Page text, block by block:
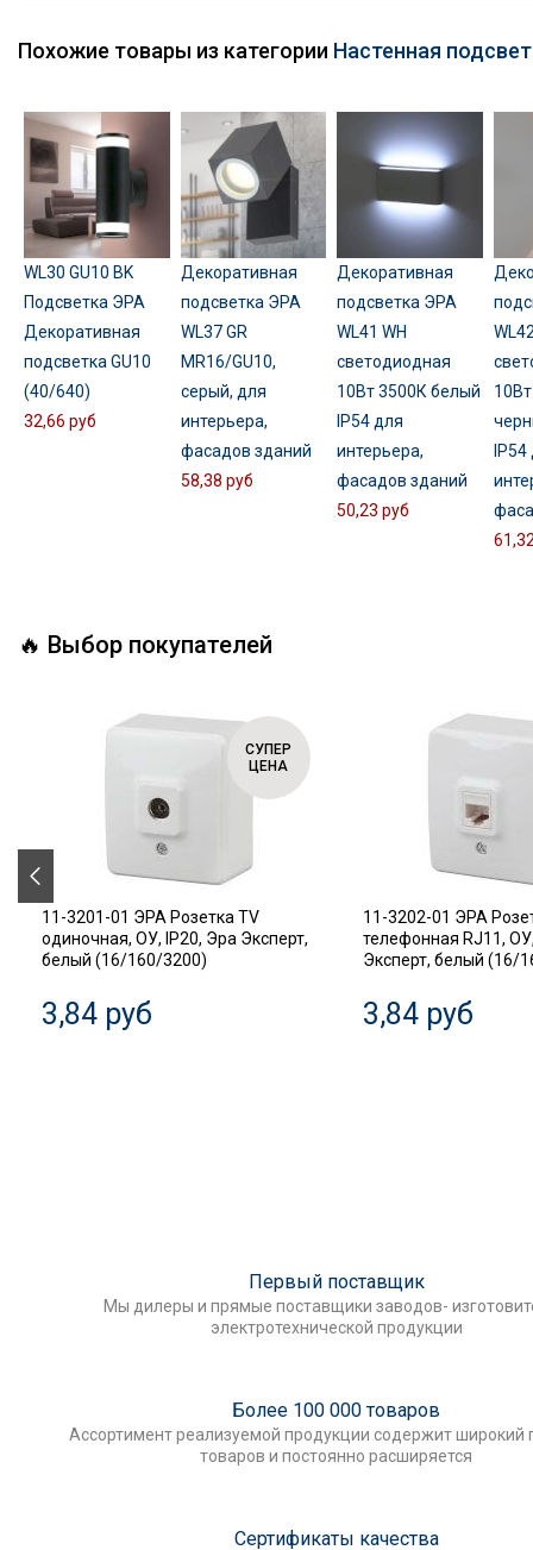
Похожие товары из категории Настенная
WL30 GU10 BK
Подсветка ЭРА
Декоративная
подсветка GU10
(40/640)
32,66 руб
Декоративная
подсветка ЭРА
WL37 GR
MR16/GU10,
серый, для
интерьера,
фасадов зданий
58,38 руб
Декоративная
подсветка ЭРА
WL41 WH
светодиодная
10Вт 3500К белый
IP54 для
интерьера,
фасадов зданий
50,23 руб
IP54
🔥 Выбор покупателей
СУПЕР
ЦЕНА
11-3201-01 ЭРА Розетка TV
одиночная, ОУ, IP20, Эра Эксперт,
белый (16/160/3200)
3,84 руб
11-3202-01 ЭРА
телефонная RJ11,
Эксперт, белый (16/
3,84 руб
Первый поставщик
Мы дилеры и прямые поставщики заводов-
электротехнической продукции
Более 100 000 товаров
Ассортимент реализуемой продукции содержит широкий
товаров и постоянно расширяется
Сертификаты качества